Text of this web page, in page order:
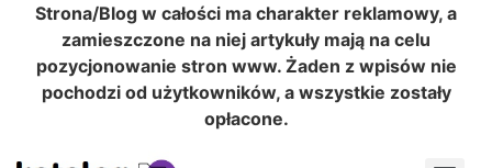
Strona/Blog w całości ma charakter reklamowy, a
zamieszczone na niej artykuły mają na celu
pozycjonowanie stron www. Żaden z wpisów nie
pochodzi od użytkowników, a wszystkie zostały
opłacone.